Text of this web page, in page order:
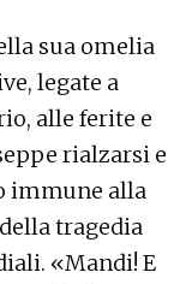
sua omelia
legate a
alle ferite e
rialzarsi e
immune alla
tragedia
«Mandi! E